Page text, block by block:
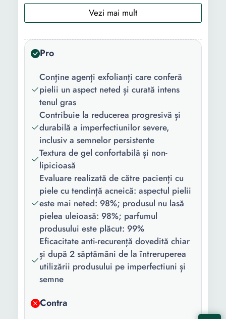
Curatare
Tipul de ten:
Utilizare:
Zi Noapte
Formula:
Standard
Beneficii:
Revitalizant Hidratant
Calmant Anti-imperfectiuni
Gama:
Effaclar
Continut
pachet:
Cantitate: 200 ml
Pro
Conține agenți exfolianți care conferă
pielii un aspect neted și curată intens
tenul gras
Contribuie la reducerea progresivă și
durabilă a imperfectiunilor severe,
inclusiv a semnelor persistente
Textura de gel confortabilă și non-
lipicioasă
Evaluare realizată de către pacienți cu
piele cu tendință acneică: aspectul pielii
este mai neted: 98%; produsul nu lasă
pielea uleioasă: 98%; parfumul
produsului este plăcut: 99%
Eficacitate anti-recurență dovedită chiar
și după 2 săptămâni de la întreruperea
utilizării produsului pe imperfectiuni și
semne
Contra